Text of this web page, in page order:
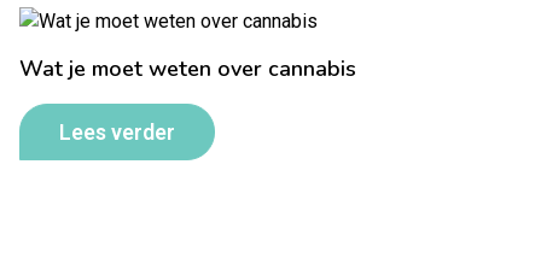
Wat je moet weten over cannabis
Lees verder